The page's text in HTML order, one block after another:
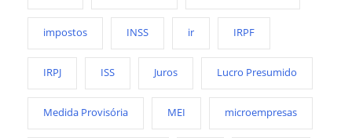
impostos INSS ir IRPF
IRPJ ISS Juros Lucro Presumido
Medida Provisória MEI microempresas